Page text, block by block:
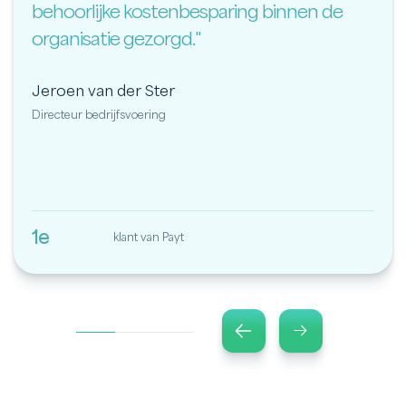
behoorlijke kostenbesparing binnen de
organisatie gezorgd."
Jeroen van der Ster
Directeur bedrijfsvoering
1e klant van Payt